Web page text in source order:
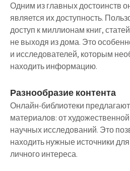
Одним из главных достоинств
является их доступность.
доступ к миллионам книг,
не выходя из дома. Это
и исследователей, которым
находить информацию.
Разнообразие контента
Онлайн-библиотеки
материалов: от
научных исследований. Это
находить нужные источники
личного интереса.